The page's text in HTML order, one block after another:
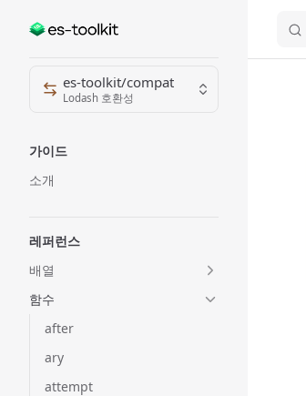
Skip to content
Sidebar Navigation
es-toolkit/compat
Lodash 호환성
가이드
소개
레퍼런스
배열
함수
after
ary
attempt